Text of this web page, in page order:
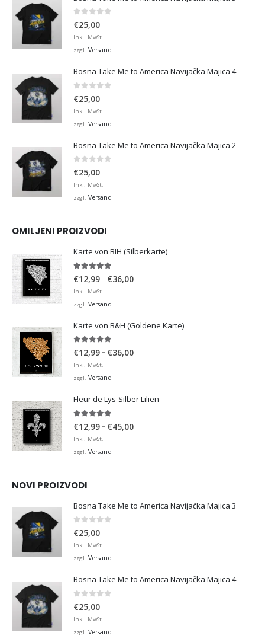
0 von 5
€25,00
Inkl. MwSt.
zzgl. Versand
Bosna Take Me to America Navijačka Majica 4
€25,00
Inkl. MwSt.
zzgl. Versand
Bosna Take Me to America Navijačka Majica 2
0 von 5
€25,00
Inkl. MwSt.
zzgl. Versand
OMILJENI PROIZVODI
Karte von BIH (Silberkarte)
€12,99– €36,00Preisspanne:
Inkl. MwSt.
zzgl. Versand
Karte von B&H (Goldene Karte)
4.98von 5
€12,99– €36,00Preisspanne:
Inkl. MwSt.
zzgl. Versand
Fleur de Lys-Silber Lilien
€12,99– €45,00Preisspanne:
Inkl. MwSt.
zzgl. Versand
NOVI PROIZVODI
Bosna Take Me to America Navijačka Majica 3
0 von 5
€25,00
Inkl. MwSt.
zzgl. Versand
Bosna Take Me to America Navijačka Majica 4
€25,00
Inkl. MwSt.
zzgl. Versand